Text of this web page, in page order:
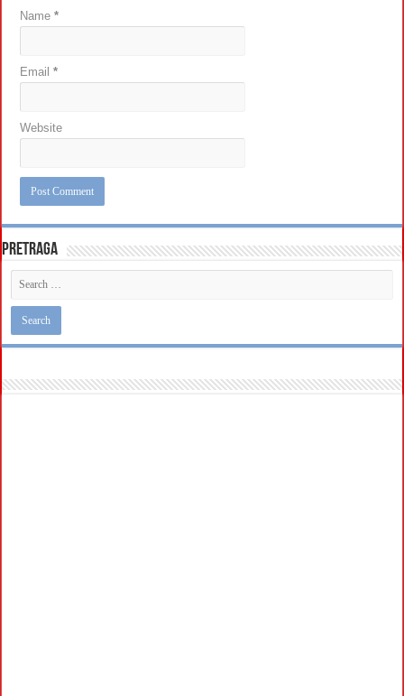
Name*
Email*
Website
Pretraga